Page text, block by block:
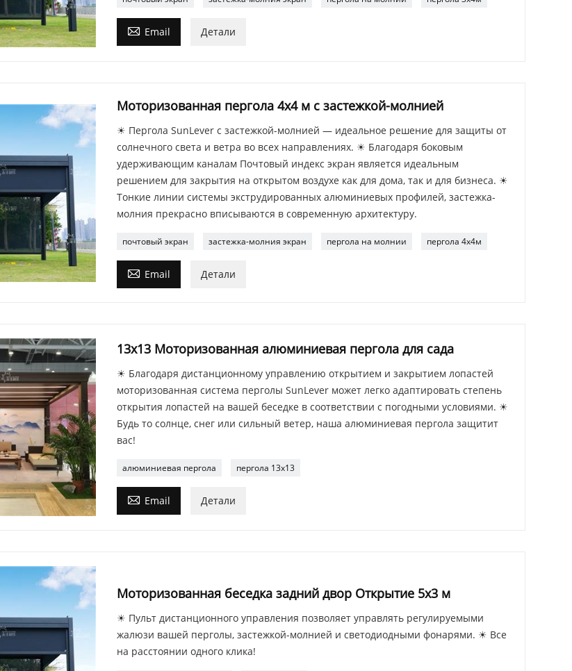
 Email Детали
Моторизованная пергола 4x4 м с застежкой-молнией
☀ Пергола SunLever с застежкой-молнией — идеальное решение для защиты от
солнечного света и ветра во всех направлениях. ☀ Благодаря боковым
удерживающим каналам Почтовый индекс экран является идеальным
решением для закрытия на открытом воздухе как для дома, так и для бизнеса. ☀
Тонкие линии системы экструдированных алюминиевых профилей, застежка-
молния прекрасно вписываются в современную архитектуру.
почтовый экран застежка-молния экран пергола на молнии пергола 4х4м
 Email Детали
13x13 Моторизованная алюминиевая пергола для сада
☀ Благодаря дистанционному управлению открытием и закрытием лопастей
моторизованная система перголы SunLever может легко адаптировать степень
открытия лопастей на вашей беседке в соответствии с погодными условиями. ☀
Будь то солнце, снег или сильный ветер, наша алюминиевая пергола защитит
вас!
алюминиевая пергола пергола 13x13
 Email Детали
Моторизованная беседка задний двор Открытие 5x3 м
☀ Пульт дистанционного управления позволяет управлять регулируемыми
жалюзи вашей перголы, застежкой-молнией и светодиодными фонарями. ☀ Все
на расстоянии одного клика!